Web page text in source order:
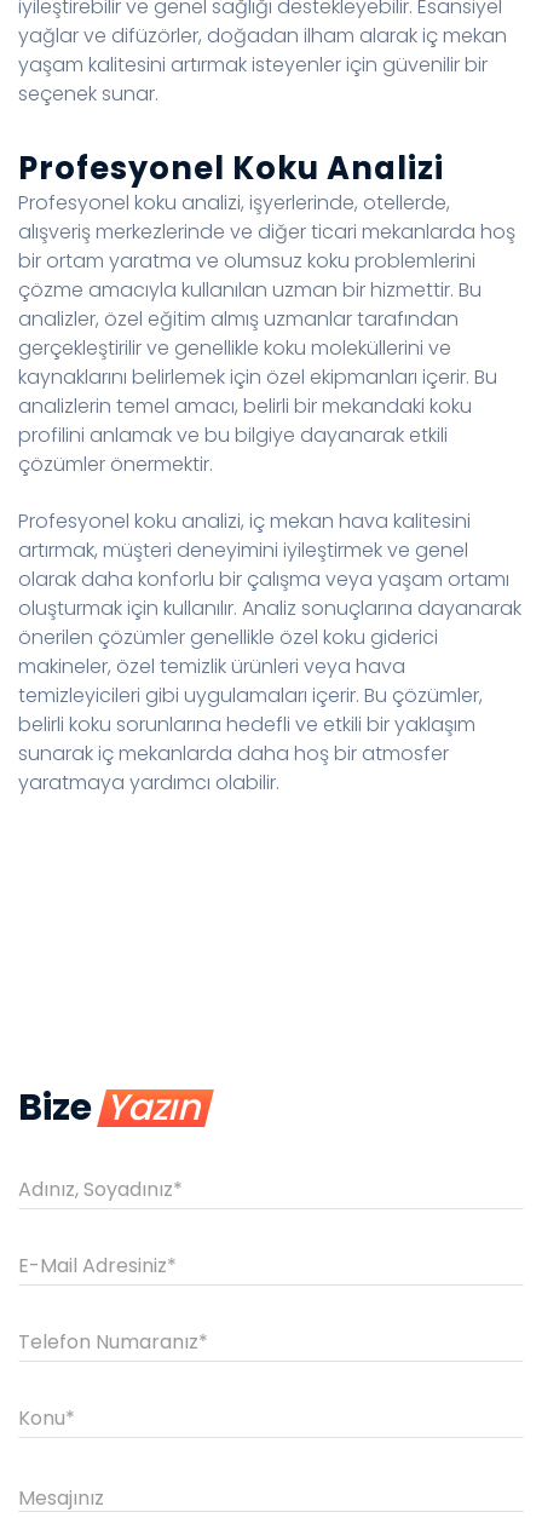
iyileştirebilir ve genel sağlığı destekleyebilir. Esansiyel
yağlar ve difüzörler, doğadan ilham alarak iç mekan
yaşam kalitesini artırmak isteyenler için güvenilir bir
seçenek sunar.
Profesyonel Koku Analizi
Profesyonel koku analizi, işyerlerinde, otellerde,
alışveriş merkezlerinde ve diğer ticari mekanlarda hoş
bir ortam yaratma ve olumsuz koku problemlerini
çözme amacıyla kullanılan uzman bir hizmettir. Bu
analizler, özel eğitim almış uzmanlar tarafından
gerçekleştirilir ve genellikle koku moleküllerini ve
kaynaklarını belirlemek için özel ekipmanları içerir. Bu
analizlerin temel amacı, belirli bir mekandaki koku
profilini anlamak ve bu bilgiye dayanarak etkili
çözümler önermektir.
Profesyonel koku analizi, iç mekan hava kalitesini
artırmak, müşteri deneyimini iyileştirmek ve genel
olarak daha konforlu bir çalışma veya yaşam ortamı
oluşturmak için kullanılır. Analiz sonuçlarına dayanarak
önerilen çözümler genellikle özel koku giderici
makineler, özel temizlik ürünleri veya hava
temizleyicileri gibi uygulamaları içerir. Bu çözümler,
belirli koku sorunlarına hedefli ve etkili bir yaklaşım
sunarak iç mekanlarda daha hoş bir atmosfer
yaratmaya yardımcı olabilir.
BizeYazın